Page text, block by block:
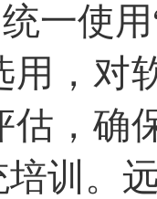
一使
用，对
估，确
训。